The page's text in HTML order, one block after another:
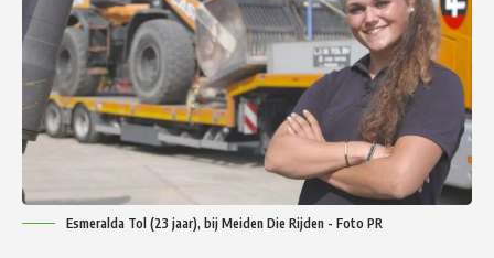
Esmeralda Tol (23 jaar), bij Meiden Die Rijden - Foto PR